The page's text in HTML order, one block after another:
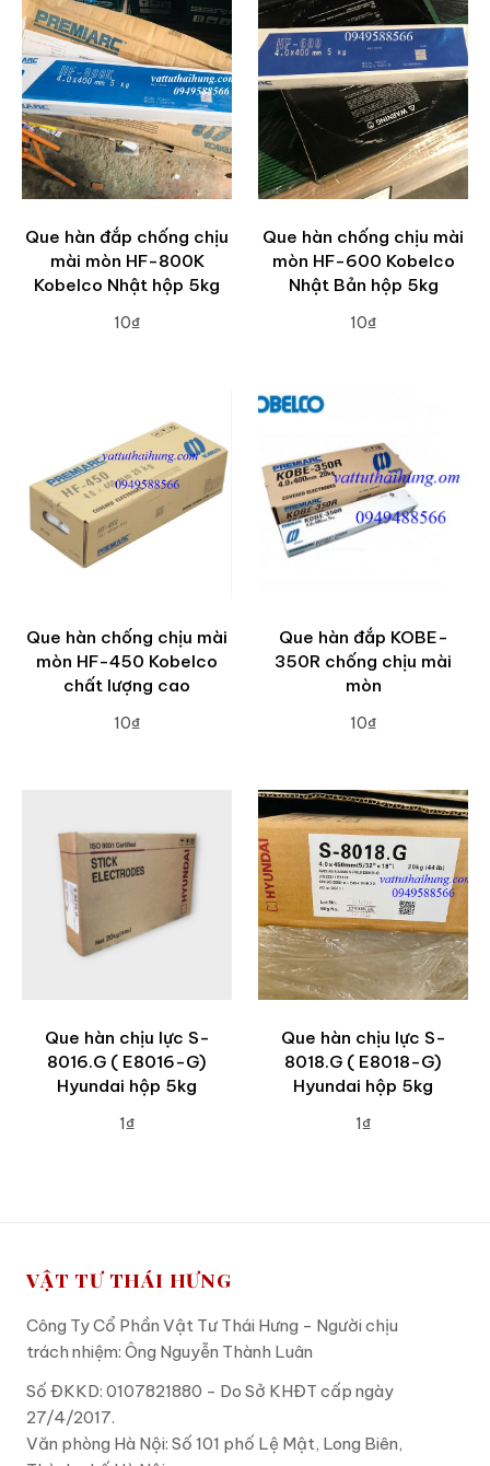
Que hàn đắp chống chịu
mài mòn HF-800K
Kobelco Nhật hộp 5kg
10₫
Que hàn chống chịu mài
mòn HF-600 Kobelco
Nhật Bản hộp 5kg
10₫
Que hàn chống chịu mài
mòn HF-450 Kobelco
chất lượng cao
10₫
Que hàn đắp KOBE-
350R chống chịu mài
mòn
10₫
Que hàn chịu lực S-
8016.G ( E8016-G)
Hyundai hộp 5kg
1₫
Que hàn chịu lực S-
8018.G ( E8018-G)
Hyundai hộp 5kg
1₫
VẬT TƯ THÁI HƯNG
Công Ty Cổ Phần Vật Tư Thái Hưng - Người chịu
trách nhiệm: Ông Nguyễn Thành Luân
Số ĐKKD: 0107821880 - Do Sở KHĐT cấp ngày
27/4/2017.
Văn phòng Hà Nội: Số 101 phố Lệ Mật, Long Biên,